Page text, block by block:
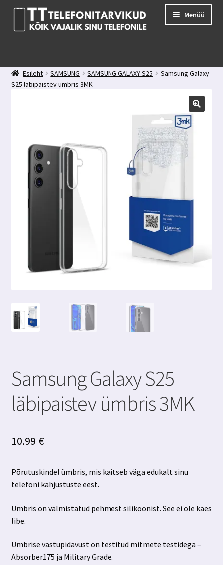
Liigu
navigeerimisele
Liigu
juurde
Menüü
Minu konto
Esileht SAMSUNG SAMSUNG GALAXY S25
Samsung Galaxy
S25 läbipaistev ümbris 3MK
Samsung Galaxy S25
läbipaistev ümbris 3MK
10.99 €
Põrutuskindel ümbris, mis kaitseb väga edukalt sinu
telefoni kahjustuste eest.
Ümbris on valmistatud pehmest silikoonist. See ei ole käes
libe.
Ümbrise vastupidavust on testitud mitmete testidega –
Absorber175 ja Military Grade.